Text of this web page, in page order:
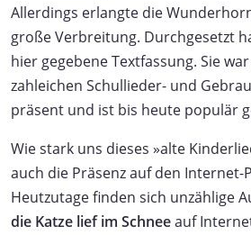
Allerdings erlangte die
große Verbreitung. Durchgesetzt
hier gegebene Textfassung. Sie
zahleichen Schullieder- und
präsent und ist bis heute populär
Wie stark uns dieses »alte
auch die Präsenz auf den Internet-
Heutzutage finden sich unzählige
die Katze lief im Schneeauf